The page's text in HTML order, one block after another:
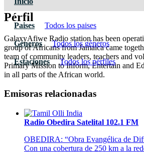
Paises Todos los paises
Géneros Todos los géneros
Estaciones Todos los pérfiles
Pérfil
GalaxyAfiwe Radio station has been
group of Africans from Jamaica came
team of community leaders, teachers and
Primary Mission to Inform, Entertain and
in all parts of the African world.
Emisoras relacionadas
Radio Obedira Satelital 102.1 FM
OBEDIRA: “Obra Evangélica de
Con una cobertura de 250 km a la